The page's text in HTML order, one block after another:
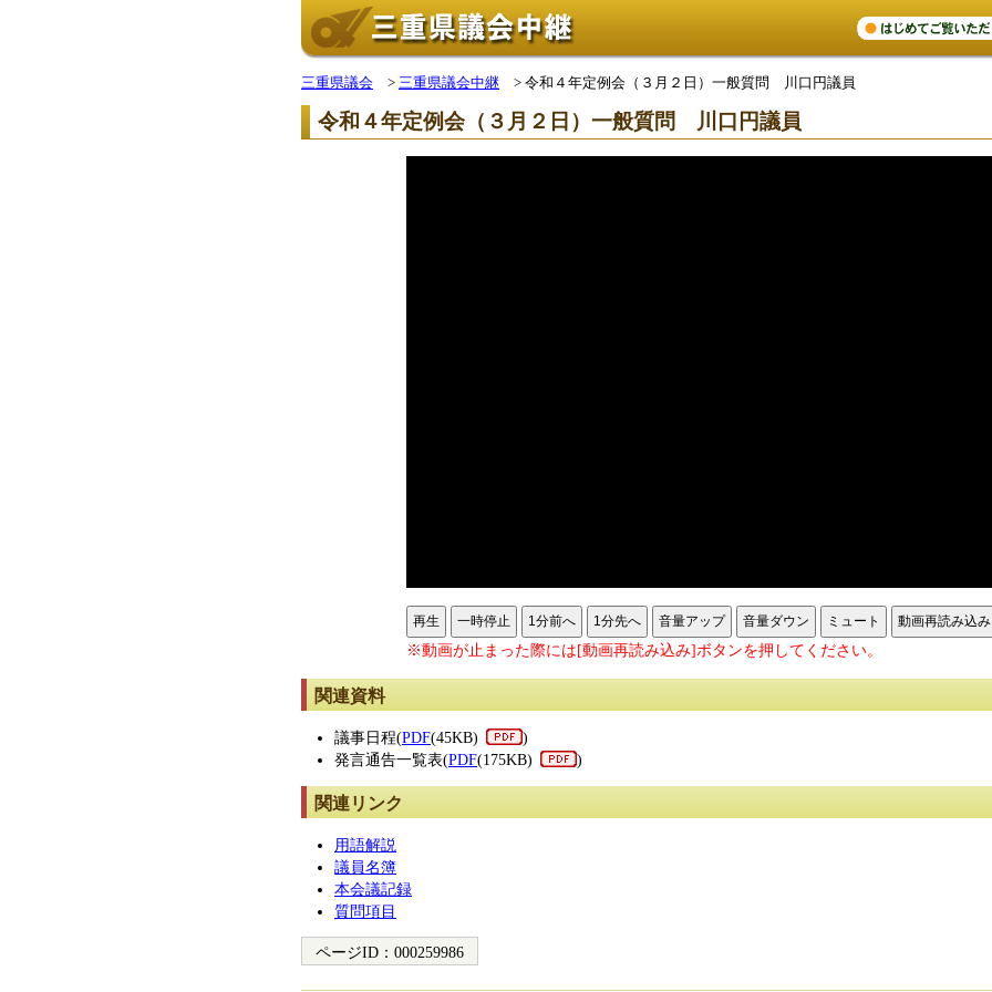
三重県議会 > 三重県議会中継 > 令和４年定例会（３月２日）一般質問 川口円議員
令和４年定例会（３月２日）一般質問 川口円議員
再生 一時停止 1分前へ 1分先へ 音量アップ 音量ダウン ミュート 動画再読み込み
※動画が止まった際には[動画再読み込み]ボタンを押してください。
関連資料
議事日程(PDF(45KB)
)
発言通告一覧表(PDF(175KB) )
関連リンク
用語解説
議員名簿
本会議記録
質問項目
ページID： 000259986